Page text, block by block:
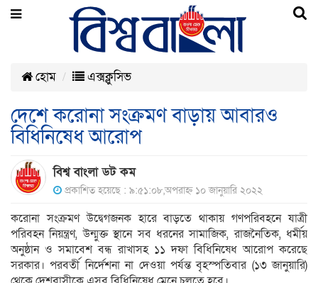
হোম এক্সক্লুসিভ
দেশে করোনা সংক্রমণ বাড়ায় আবারও
বিধিনিষেধ আরোপ
বিশ্ব বাংলা ডট কম
প্রকাশিত হয়েছে : ৯:৫১:০৮,অপরাহ্ন ১০ জানুয়ারি ২০২২
করোনা সংক্রমণ উদ্বেগজনক হারে বাড়তে থাকায় গণপরিবহনে যাত্রী
পরিবহন নিয়ন্ত্রণ, উন্মুক্ত স্থানে সব ধরনের সামাজিক, রাজনৈতিক, ধর্মীয়
অনুষ্ঠান ও সমাবেশ বন্ধ রাখাসহ ১১ দফা বিধিনিষেধ আরোপ করেছে
সরকার। পরবর্তী নির্দেশনা না দেওয়া পর্যন্ত বৃহস্পতিবার (১৩ জানুয়ারি)